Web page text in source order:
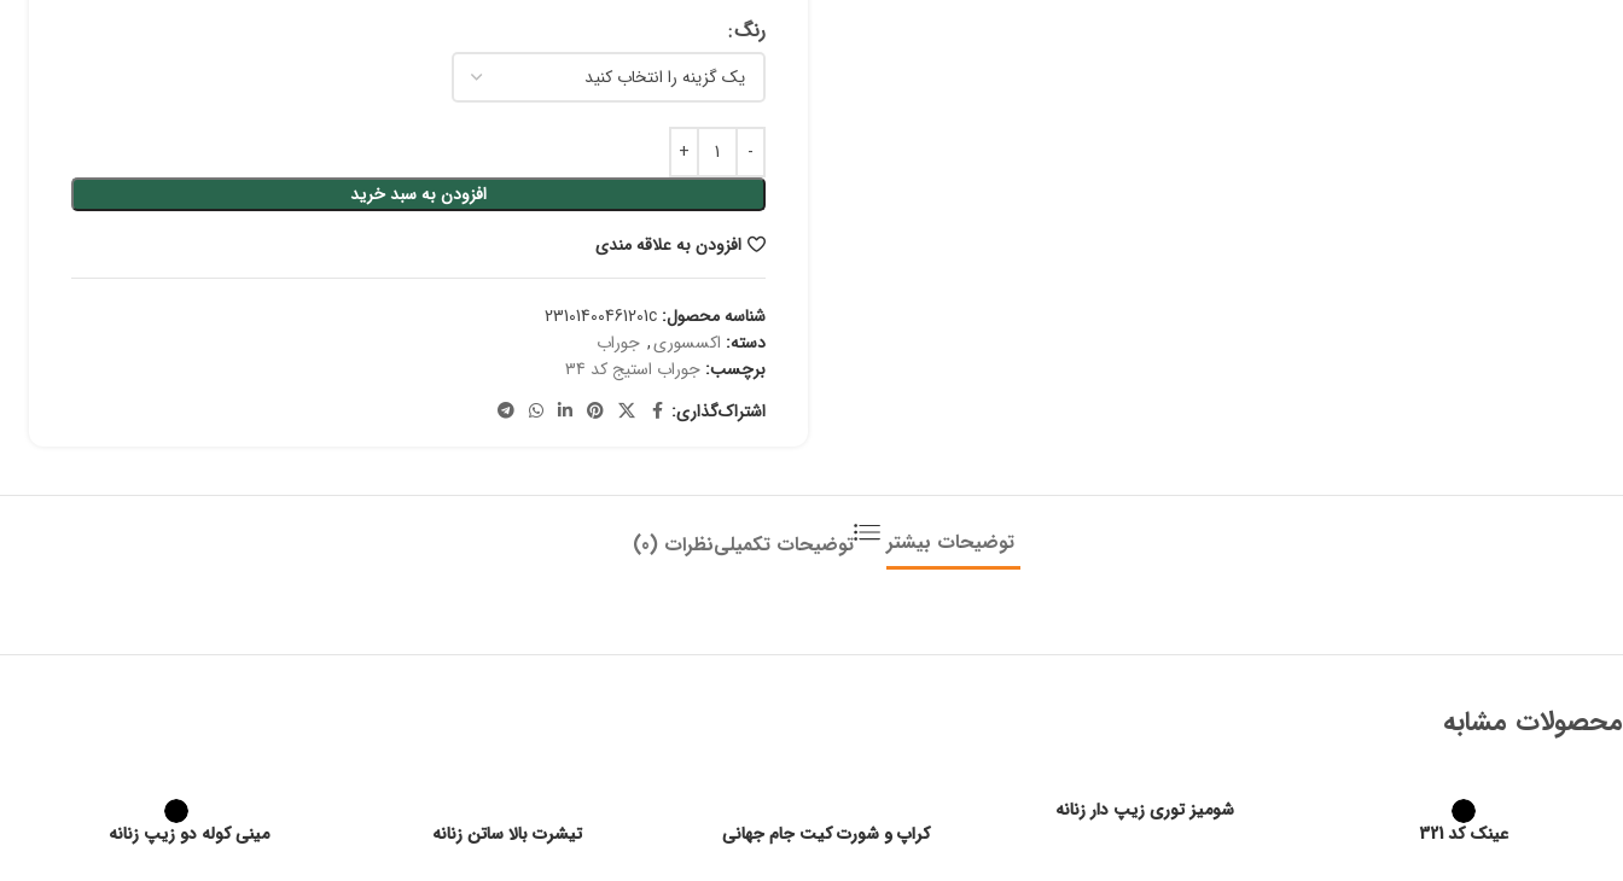
رنگ
افزودن به سبد خرید
افزودن به علاقه مندی
شناسه محصول: 23101400461201c
دسته: اکسسوری, جوراب
برچسب: جوراب استیج کد 34
اشتراک‌گذاری:
توضیحات بیشتر توضیحات تکمیلینظرات (0)
محصولات مشابه
عینک کد 321
شومیز توری زیپ دار زنانه
کراپ و شورت کیت جام جهانی
تیشرت بالا ساتن زنانه مینی کوله دو زیپ زنانه